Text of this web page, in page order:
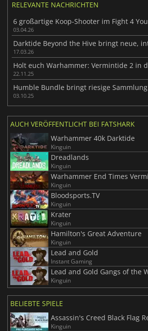
RELEVANTE NACHRICHTEN
03.04.26
17.03.26
22.11.25
03.10.25
AUCH VERÖFFENTLICHT BEI FATSHARK
Warhammer 40k Darktide
Kinguin
Dreadlands
Kinguin
Warhammer End Times
Kinguin
Bloodsports.TV
Kinguin
Krater
Kinguin
Hamilton's Great Adventure
Kinguin
Lead and Gold
Instant Gaming
Lead and Gold Gangs of the
Kinguin
BELIEBTE SPIELE
Assassin's Creed Black Flag
Kinguin